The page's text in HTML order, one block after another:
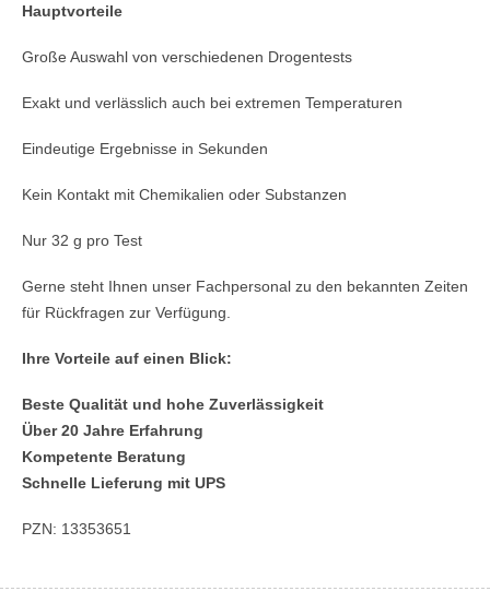
Hauptvorteile
Große Auswahl von verschiedenen Drogentests
Exakt und verlässlich auch bei extremen Temperaturen
Eindeutige Ergebnisse in Sekunden
Kein Kontakt mit Chemikalien oder Substanzen
Nur 32 g pro Test
Gerne steht Ihnen unser Fachpersonal zu den bekannten Zeiten
für Rückfragen zur Verfügung.
Ihre Vorteile auf einen Blick:
Beste Qualität und hohe Zuverlässigkeit
Über 20 Jahre Erfahrung
Kompetente Beratung
Schnelle Lieferung mit UPS
PZN: 13353651